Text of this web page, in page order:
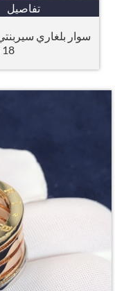
تفاصيل
سوار بلغاري
18 قيراطًا مع ماس ديمي بافيه